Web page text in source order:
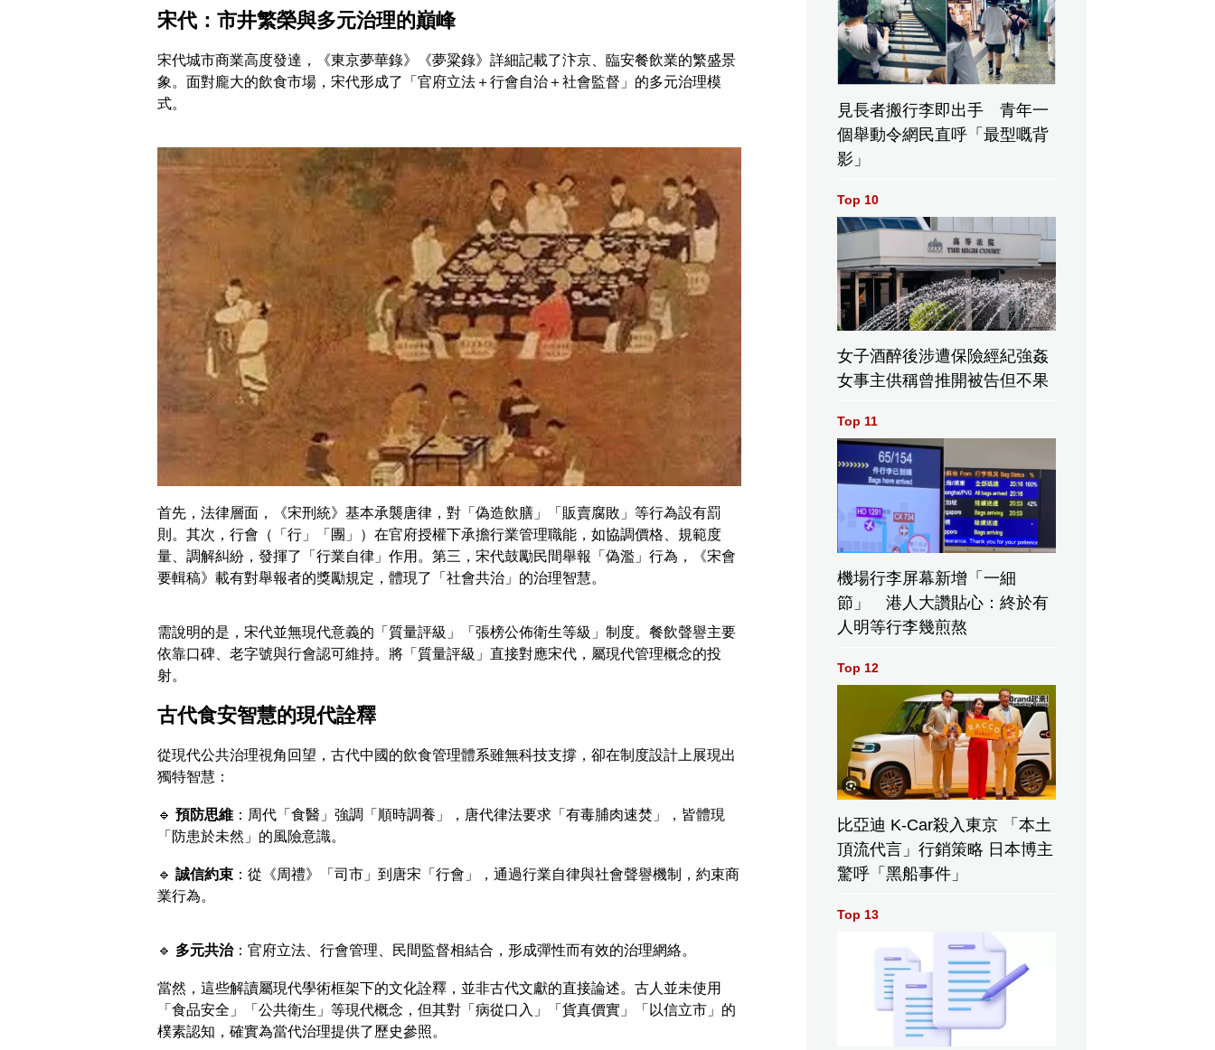
宋代：市井繁榮與多元治理的巔峰
宋代城市商業高度發達，《東京夢華錄》《夢粱錄》詳細記載了汴京、臨安餐飲業的繁盛景
象。面對龐大的飲食市場，宋代形成了「官府立法＋行會自治＋社會監督」的多元治理模
式。
首先，法律層面，《宋刑統》基本承襲唐律，對「偽造飲膳」「販賣腐敗」等行為設有罰
則。其次，行會（「行」「團」）在官府授權下承擔行業管理職能，如協調價格、規範度
量、調解糾紛，發揮了「行業自律」作用。第三，宋代鼓勵民間舉報「偽濫」行為，《宋會
要輯稿》載有對舉報者的獎勵規定，體現了「社會共治」的治理智慧。
需說明的是，宋代並無現代意義的「質量評級」「張榜公佈衛生等級」制度。餐飲聲譽主要
依靠口碑、老字號與行會認可維持。將「質量評級」直接對應宋代，屬現代管理概念的投
射。
古代食安智慧的現代詮釋
從現代公共治理視角回望，古代中國的飲食管理體系雖無科技支撐，卻在制度設計上展現出
獨特智慧：
🔹 預防思維 ：周代「食醫」強調「順時調養」，唐代律法要求「有毒脯肉速焚」，皆體現
「防患於未然」的風險意識。
🔹 誠信約束 ：從《周禮》「司市」到唐宋「行會」，通過行業自律與社會聲譽機制，約束商
業行為。
🔹 多元共治：官府立法、行會管理、民間監督相結合，形成彈性而有效的治理網絡。
當然，這些解讀屬現代學術框架下的文化詮釋，並非古代文獻的直接論述。古人並未使用
「食品安全」「公共衛生」等現代概念，但其對「病從口入」「貨真價實」「以信立市」的
樸素認知，確實為當代治理提供了歷史參照。
見長者搬行李即出手 青年一
個舉動令網民直呼「最型嘅背
影」
Top 10
女子酒醉後涉遭保險經紀強姦
女事主供稱曾推開被告但不果
Top 11
機場行李屏幕新增「一細
節」 港人大讚貼心：終於有
人明等行李幾煎熬
Top 12
比亞迪 K-Car殺入東京 「本土
頂流代言」行銷策略 日本博主
驚呼「黑船事件」
Top 13